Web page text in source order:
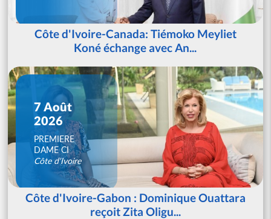
Côte d'Ivoire-Canada: Tiémoko Meyliet
Koné échange avec An...
7 Août
2026
PREMIERE
DAME CI
Côte d'Ivoire
Côte d'Ivoire-Gabon : Dominique Ouattara
reçoit Zita Oligu...